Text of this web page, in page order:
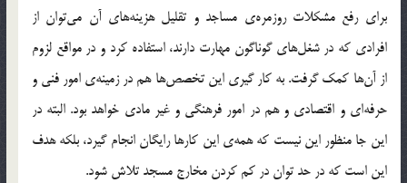
براي رفع مشكلات روزمره‌ي مساجد و تقليل هزينه‌‌هاي آن مي‌توان از
افرادي كه در شغل‌هاي گوناگون مهارت دارند، استفاده كرد و در مواقع لزوم
از آن‌ها كمك گرفت. به كار گيري اين تخصص‌ها هم در زمينه‌ي امور فني و
حرفه‌اي و اقتصادي و هم در امور فرهنگي و غير مادي خواهد بود. البته در
اين جا منظور اين نيست كه همه‌ي اين كارها رايگان انجام گيرد، بلكه هدف
اين است كه در حد توان در كم كردن مخارج مسجد تلاش شود.